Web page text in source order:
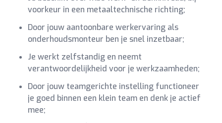
voorkeur in een metaaltechnische richting;
Door jouw aantoonbare werkervaring als
onderhoudsmonteur ben je snel inzetbaar;
Je werkt zelfstandig en neemt
verantwoordelijkheid voor je werkzaamheden;
Door jouw teamgerichte instelling functioneer
je goed binnen een klein team en denk je actief
mee;